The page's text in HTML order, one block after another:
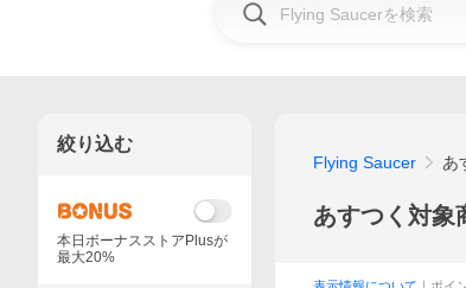
Flying Saucer あ
あすつく対象
絞り込む
本日ボーナスストアPlusが
最大20%